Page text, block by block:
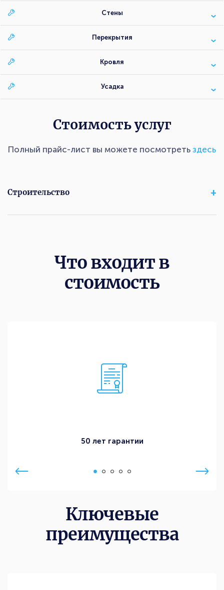
Стены
Перекрытия
Кровля
Усадка
Стоимость услуг
Полный прайс-лист вы можете посмотреть здесь
Строительство
Что входит в
стоимость
50 лет гарантии
Ключевые
преимущества